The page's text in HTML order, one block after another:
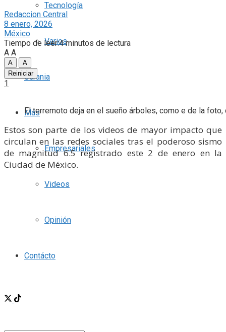
Tecnología
Varios
Ucrania
Más
Empresariales
Videos
Opinión
Contácto
Redaccion Central
8 enero, 2026
México
Tiempo de leer:4 minutos de lectura
A A
A
A
Reiniciar
1
El terremoto deja en el sueño árboles, como e de la
Estos son parte de los videos de mayor impacto que
circulan en las redes sociales tras el poderoso sismo
de magnitud 6.5 registrado este 2 de enero en la
Ciudad de México.